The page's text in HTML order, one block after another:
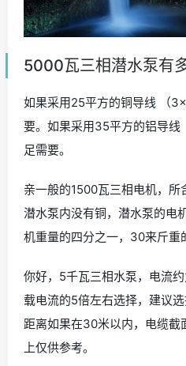
5000瓦三相潜水泵有
如果采用25平方的铜导线 （
要。如果采用35平方的铝导
足需要。
亲一般的1500瓦三相电机，
潜水泵内没有铜，潜水泵的电
机重量的四分之一，30来斤重
你好，5千瓦三相水泵，电流
载电流的5倍左右选择，建议
距离如果在30米以内，电缆
上仅供参考。